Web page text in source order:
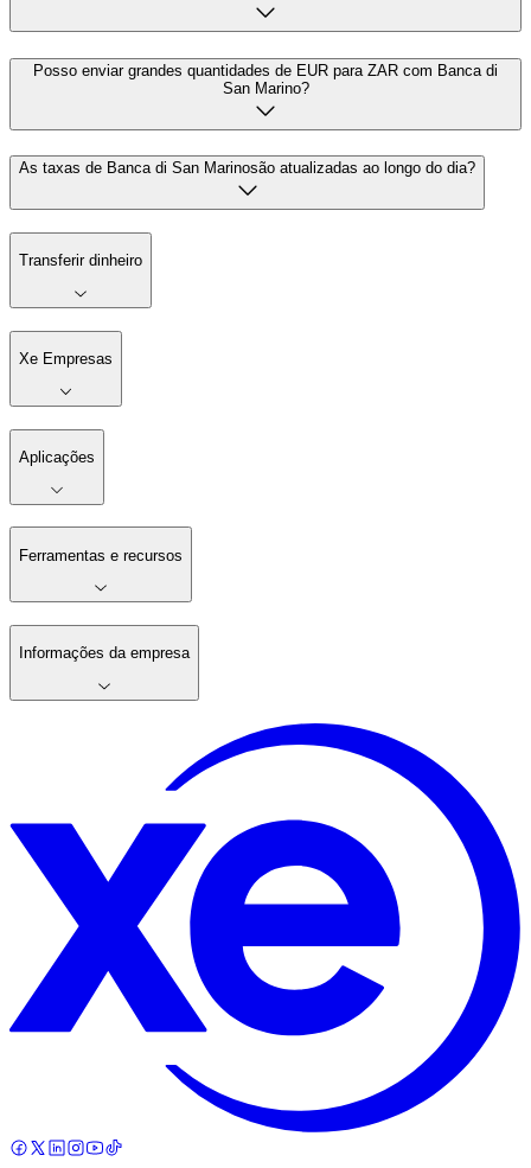
Posso enviar grandes quantidades de EUR para ZAR com Banca di
San Marino?
As taxas de Banca di San Marinosão atualizadas ao longo do dia?
Transferir dinheiro
Xe Empresas
Aplicações
Ferramentas e recursos
Informações da empresa